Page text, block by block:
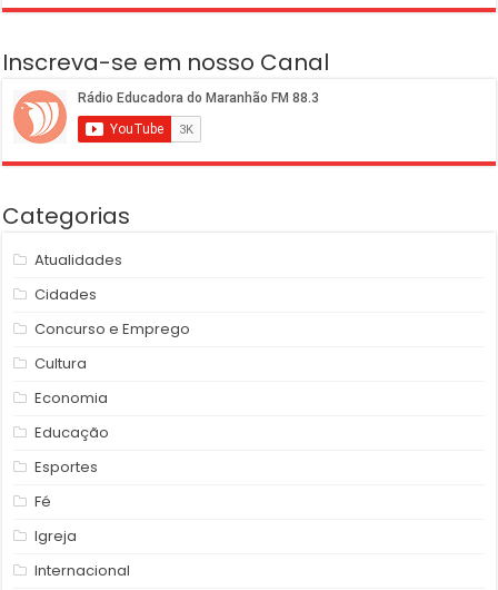
Inscreva-se em nosso Canal
Categorias
Atualidades
Cidades
Concurso e Emprego
Cultura
Economia
Educação
Esportes
Fé
Igreja
Internacional